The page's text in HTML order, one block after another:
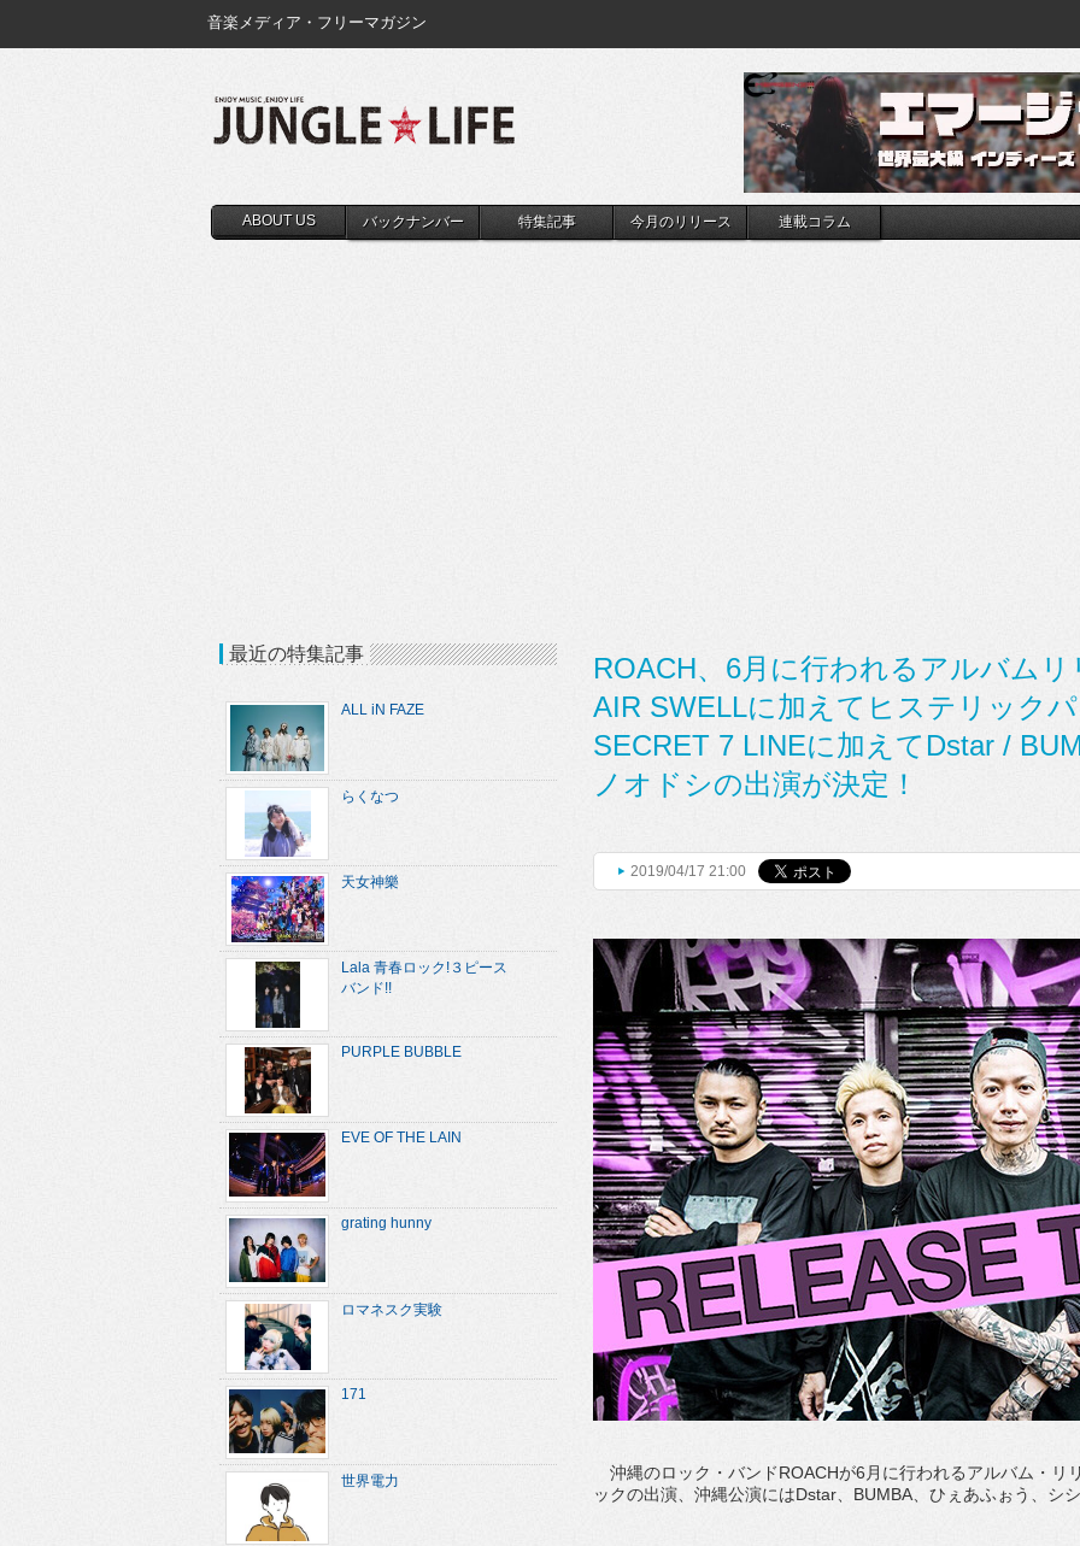
音楽メディア・フリーマガジン
ABOUT US バックナンバー 特集記事 今月のリリース 連載コラム
ROACH、6月に行われるアルバム
AIR SWELLに加えてヒステリック
SECRET 7 LINEに加えてDstar /
ノオドシの出演が決定！
2019/04/17 21:00
沖縄のロック・バンドROACHが6月に行われるアルバム・リ
ックの出演、沖縄公演にはDstar、BUMBA、ひぇあふぉう、シ
最近の特集記事
ALL iN FAZE
らくなつ
天女神樂
Lala 青春ロック!３ピース
バンド!!
PURPLE BUBBLE
EVE OF THE LAIN
grating hunny
ロマネスク実験
171
世界電力